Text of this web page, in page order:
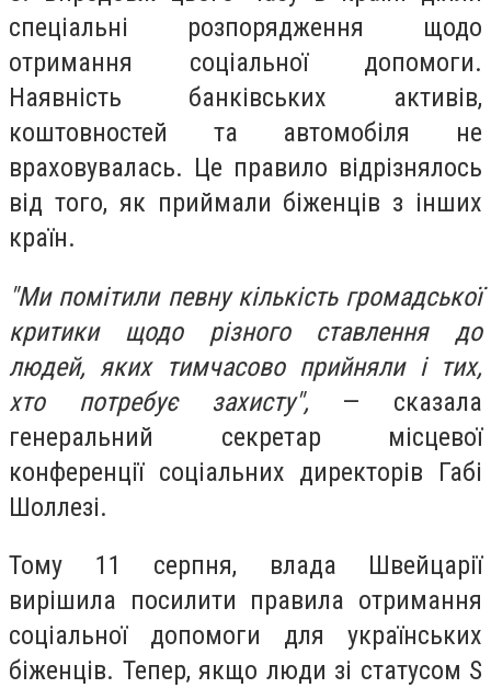
спеціальні розпорядження щодо
отримання соціальної допомоги.
Наявність банківських активів,
коштовностей та автомобіля не
враховувалась. Це правило відрізнялось
від того, як приймали біженців з інших
країн.
"Ми помітили певну кількість громадської
критики щодо різного ставлення до
людей, яких тимчасово прийняли і тих,
хто потребує захисту", — сказала
генеральний секретар місцевої
конференції соціальних директорів Габі
Шоллезі.
Тому 11 серпня, влада Швейцарії
вирішила посилити правила отримання
соціальної допомоги для українських
біженців. Тепер, якщо люди зі статусом S